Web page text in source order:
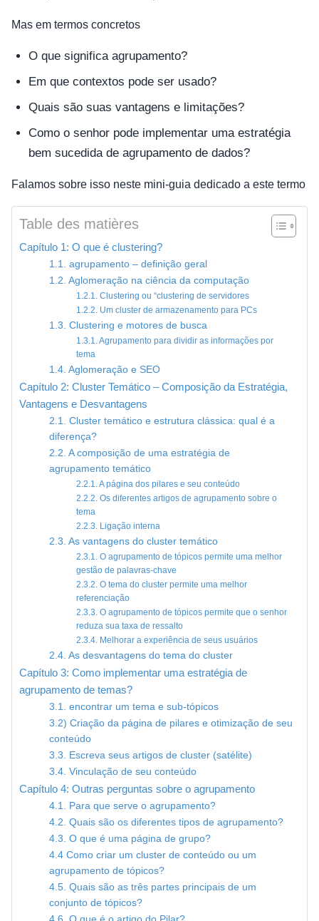
Mas em termos concretos
O que significa agrupamento?
Em que contextos pode ser usado?
Quais são suas vantagens e limitações?
Como o senhor pode implementar uma estratégia
bem sucedida de agrupamento de dados?
Falamos sobre isso neste mini-guia dedicado a este termo
Table des matières
Capítulo 1: O que é clustering?
1.1. agrupamento – definição geral
1.2. Aglomeração na ciência da computação
1.2.1. Clustering ou “clustering de servidores
1.2.2. Um cluster de armazenamento para PCs
1.3. Clustering e motores de busca
1.3.1. Agrupamento para dividir as informações por
tema
1.4. Aglomeração e SEO
Capítulo 2: Cluster Temático – Composição da Estratégia,
Vantagens e Desvantagens
2.1. Cluster temático e estrutura clássica: qual é a
diferença?
2.2. A composição de uma estratégia de
agrupamento temático
2.2.1. A página dos pilares e seu conteúdo
2.2.2. Os diferentes artigos de agrupamento sobre o
tema
2.2.3. Ligação interna
2.3. As vantagens do cluster temático
2.3.1. O agrupamento de tópicos permite uma melhor
gestão de palavras-chave
2.3.2. O tema do cluster permite uma melhor
referenciação
2.3.3. O agrupamento de tópicos permite que o senhor
reduza sua taxa de ressalto
2.3.4. Melhorar a experiência de seus usuários
2.4. As desvantagens do tema do cluster
Capítulo 3: Como implementar uma estratégia de
agrupamento de temas?
3.1. encontrar um tema e sub-tópicos
3.2) Criação da página de pilares e otimização de seu
conteúdo
3.3. Escreva seus artigos de cluster (satélite)
3.4. Vinculação de seu conteúdo
Capítulo 4: Outras perguntas sobre o agrupamento
4.1. Para que serve o agrupamento?
4.2. Quais são os diferentes tipos de agrupamento?
4.3. O que é uma página de grupo?
4.4 Como criar um cluster de conteúdo ou um
agrupamento de tópicos?
4.5. Quais são as três partes principais de um
conjunto de tópicos?
4.6. O que é o artigo do Pilar?